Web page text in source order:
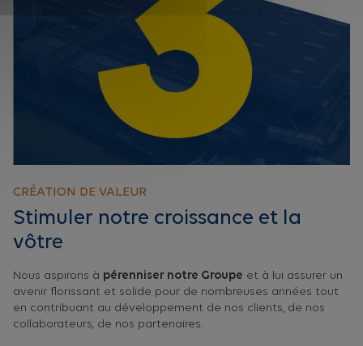
CRÉATION DE VALEUR
Stimuler notre croissance et la
vôtre
Nous aspirons à pérenniser notre Groupe et à lui assurer un
avenir florissant et solide pour de nombreuses années tout
en contribuant au développement de nos clients, de nos
collaborateurs, de nos partenaires.